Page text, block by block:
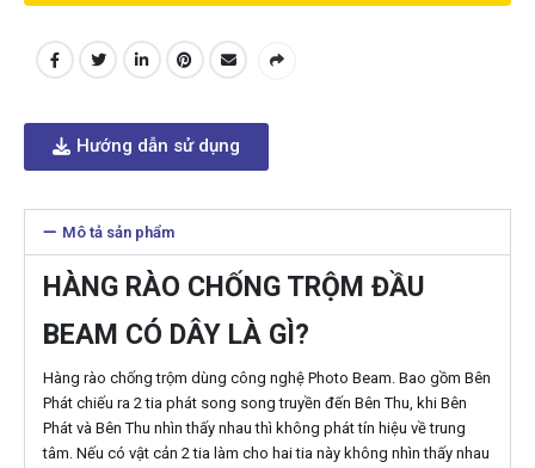
Hướng dẫn sử dụng
Mô tả sản phẩm
HÀNG RÀO CHỐNG TRỘM ĐẦU
BEAM CÓ DÂY LÀ GÌ?
Hàng rào chống trộm dùng công nghệ Photo Beam. Bao gồm Bên
Phát chiếu ra 2 tia phát song song truyền đến Bên Thu, khi Bên
Phát và Bên Thu nhìn thấy nhau thì không phát tín hiệu về trung
tâm. Nếu có vật cản 2 tia làm cho hai tia này không nhìn thấy nhau